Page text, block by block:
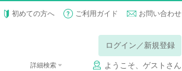
初めての方へ ご利用ガイド お問い合わせ
ログイン／新規登録
ようこそ、ゲストさん
詳細検索